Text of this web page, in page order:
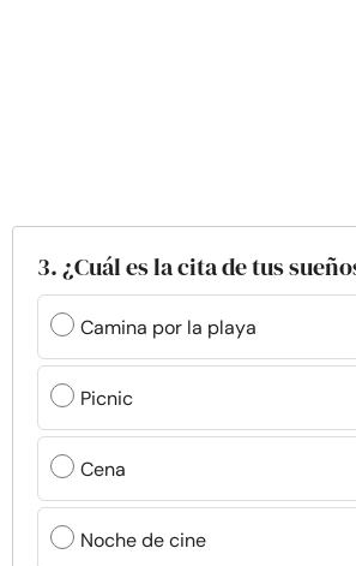
3. ¿Cuál es la cita de tus
Camina por la playa
Picnic
Cena
Noche de cine